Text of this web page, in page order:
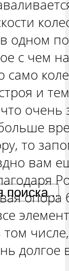
одном
с чем
и
то
вам
опора
долгое